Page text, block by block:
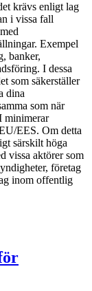
krävs enligt lag
i vissa fall
Exempel
banker,
I dessa
som säkerställer
dina
som när
minimerar
EES. Om detta
särskilt höga
vissa aktörer som
företag
inom offentlig